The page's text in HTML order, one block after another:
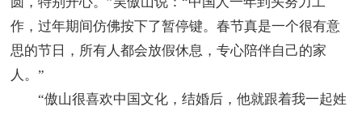
作，过年期间仿佛按下了暂停键。春节真是一个很有意
思的节日，所有人都会放假休息，专心陪伴自己的家
人。”
“傲山很喜欢中国文化，结婚后，他就跟着我一起姓